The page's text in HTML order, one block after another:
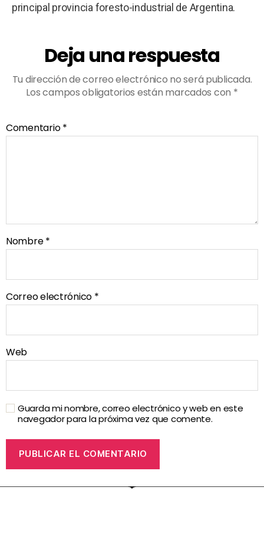
principal provincia foresto-industrial de Argentina.
Deja una respuesta
Tu dirección de correo electrónico no será publicada.
Los campos obligatorios están marcados con *
Comentario*
Nombre*
Correo electrónico *
Web
Guarda mi nombre, correo electrónico y web en este
navegador para la próxima vez que comente.